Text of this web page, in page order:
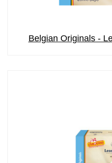
Belgian Originals -